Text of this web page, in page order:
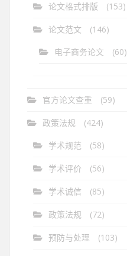
论文格式排版
(153)
论文范文
(146)
电子商务论文
(60)
官方论文查重 (59)
政策法规
(424)
学术规范
(58)
学术评价 (56)
学术诚信 (85)
政策法规 (72)
预防与处理 (103)